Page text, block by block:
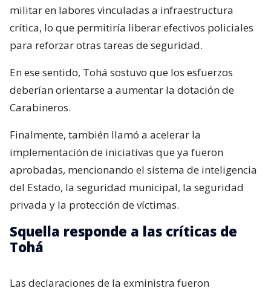
militar en labores vinculadas a infraestructura
crítica, lo que permitiría liberar efectivos policiales
para reforzar otras tareas de seguridad.
En ese sentido, Tohá sostuvo que los esfuerzos
deberían orientarse a aumentar la dotación de
Carabineros.
Finalmente, también llamó a acelerar la
implementación de iniciativas que ya fueron
aprobadas, mencionando el sistema de inteligencia
del Estado, la seguridad municipal, la seguridad
privada y la protección de víctimas.
Squella responde a las críticas de
Tohá
Las declaraciones de la exministra fueron